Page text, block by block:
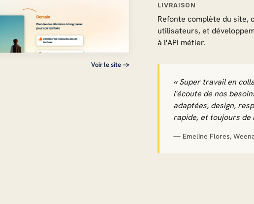
LIVRAISON
Refonte complète du site,
utilisateurs, et
à l'API métier.
« Super travail en
l'écoute de nos
adaptées, design,
rapide, et toujours de
— Emeline Flores,
Voir le site →